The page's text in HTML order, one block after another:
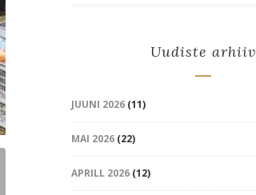
Uudiste arhiiv
JUUNI 2026(11)
MAI 2026(22)
APRILL 2026(12)